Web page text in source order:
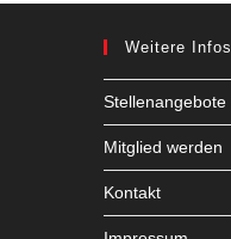
Weitere Infos
Stellenangebote
Mitglied werden
Kontakt